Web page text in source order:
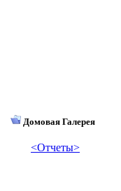
Домовая Галерея
<Отчеты>